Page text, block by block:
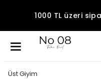
1000 TL üzeri
Üst Giyim